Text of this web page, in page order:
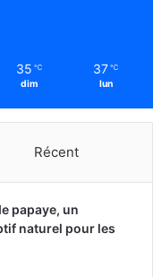
35 ℃
dim
37 ℃
lun
Récent
papaye, un
naturel pour les